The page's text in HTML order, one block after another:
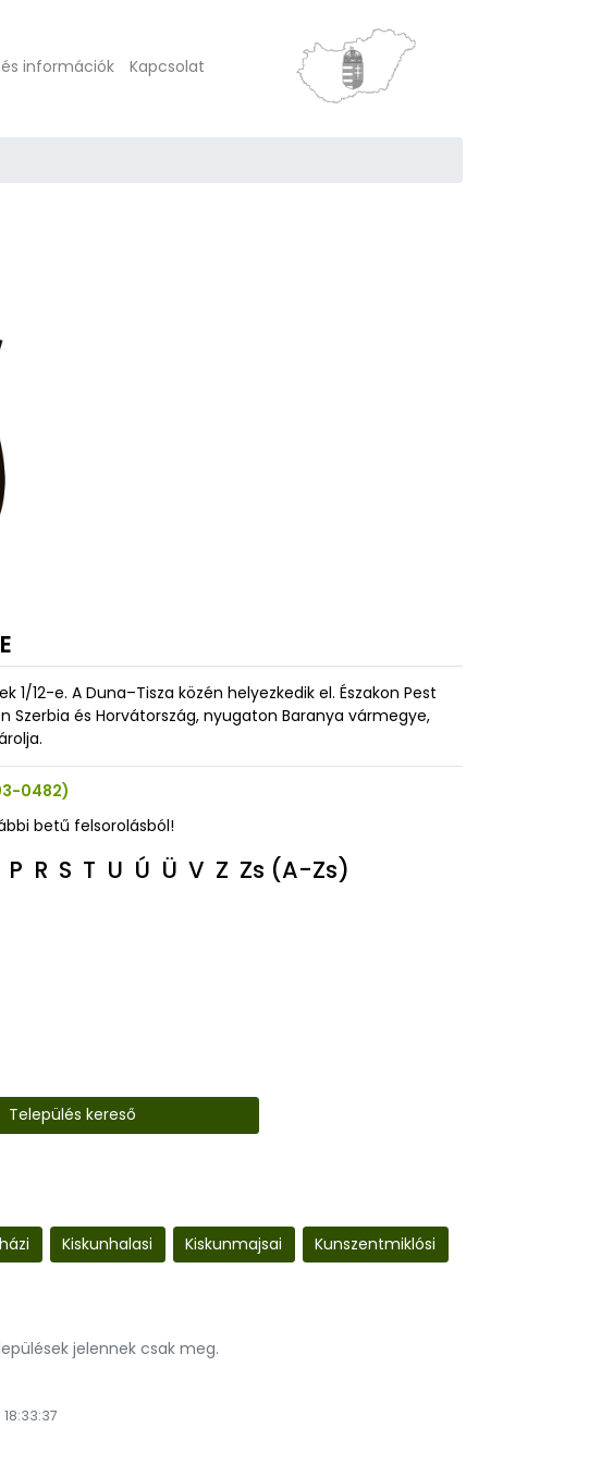
információk Kapcsolat
12-e. A Duna–Tisza közén helyezkedik el. Északon Pest
és Horvátország, nyugaton Baranya vármegye,
0482)
betű felsorolásból!
P R S T U Ú Ü V Z Zs (A-Zs)
Település kereső
Kiskunhalasi Kiskunmajsai Kunszentmiklósi
jelennek csak meg.